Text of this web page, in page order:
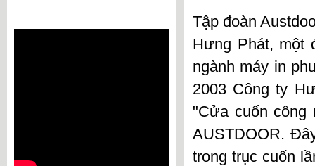
Tập đoàn
Hưng Phát, một
ngành máy in
2003 Công ty
"Cửa cuốn công
AUSTDOOR.
trong trục cuốn